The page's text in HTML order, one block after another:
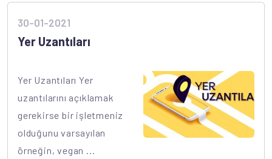
30-01-2021
Yer Uzantıları
Yer Uzantıları Yer
uzantılarını açıklamak
gerekirse bir işletmeniz
olduğunu varsayılan
örneğin, vegan ...